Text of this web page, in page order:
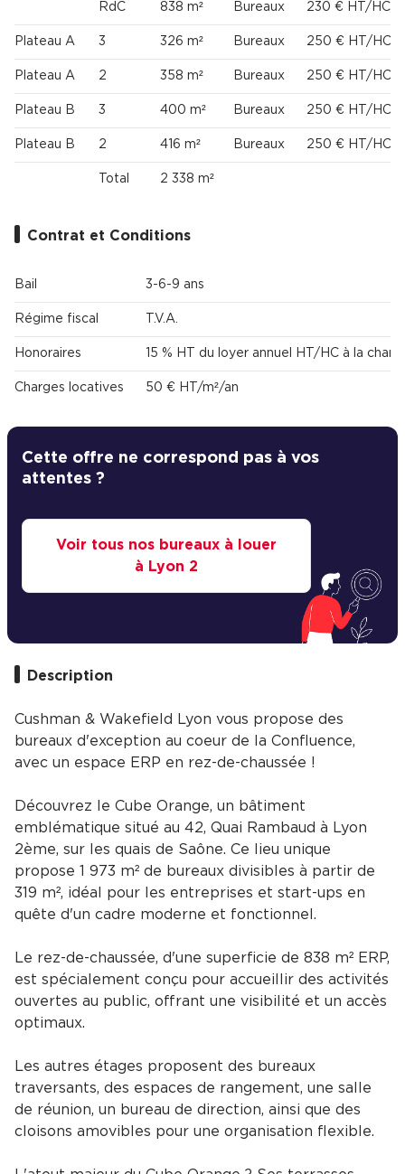
RdC 838 m² Bureaux 230 € HT/HC/
Plateau A 3 326 m² Bureaux 250 € HT/HC/
Plateau A 2 358 m² Bureaux 250 € HT/HC/
Plateau B 3 400 m² Bureaux 250 € HT/HC/
Plateau B 2 416 m² Bureaux 250 € HT/HC/
Total 2 338 m²
Contrat et Conditions
Bail 3-6-9 ans
Régime fiscal T.V.A.
Honoraires 15 % HT du loyer annuel HT/HC à la
Charges locatives 50 € HT/m²/an
Cette offre ne correspond pas à vos
attentes ?
Voir tous nos bureaux à louer
à Lyon 2
Description
Cushman & Wakefield Lyon vous propose des
bureaux d'exception au coeur de la Confluence,
avec un espace ERP en rez-de-chaussée !
Découvrez le Cube Orange, un bâtiment
emblématique situé au 42, Quai Rambaud à Lyon
2ème, sur les quais de Saône. Ce lieu unique
propose 1 973 m² de bureaux divisibles à partir de
319 m², idéal pour les entreprises et start-ups en
quête d'un cadre moderne et fonctionnel.
Le rez-de-chaussée, d'une superficie de 838 m² ERP,
est spécialement conçu pour accueillir des activités
ouvertes au public, offrant une visibilité et un accès
optimaux.
Les autres étages proposent des bureaux
traversants, des espaces de rangement, une salle
de réunion, un bureau de direction, ainsi que des
cloisons amovibles pour une organisation flexible.